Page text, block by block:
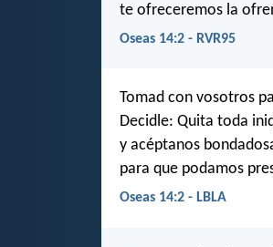
te ofreceremos la
Oseas 14:2 - RVR95
Tomad con vosotros
Decidle: Quita toda
y acéptanos
para que podamos
Oseas 14:2 - LBLA